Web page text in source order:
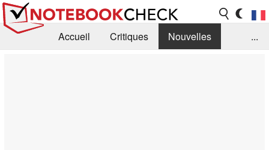
Accueil Critiques
Nouvelles
...